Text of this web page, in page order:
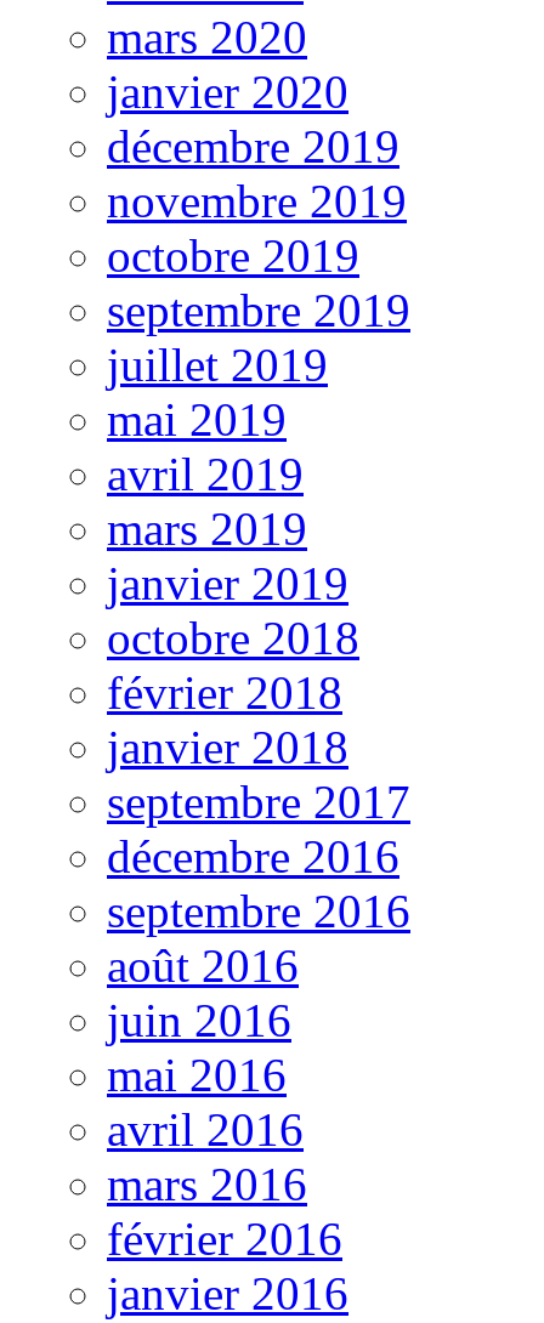
mars 2020
janvier 2020
décembre 2019
novembre 2019
octobre 2019
septembre 2019
juillet 2019
mai 2019
avril 2019
mars 2019
janvier 2019
octobre 2018
février 2018
janvier 2018
septembre 2017
décembre 2016
septembre 2016
août 2016
juin 2016
mai 2016
avril 2016
mars 2016
février 2016
janvier 2016